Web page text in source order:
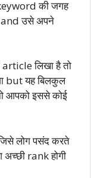
की जगह
उसे अपने
लिखा है तो
but यह बिलकुल
आपको इससे कोई
लोग पसंद करते
rank होगी